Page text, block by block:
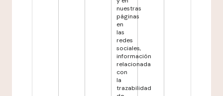
nuestras
páginas
en
las
redes
sociales,
información
relacionada
con
la
trazabilidad